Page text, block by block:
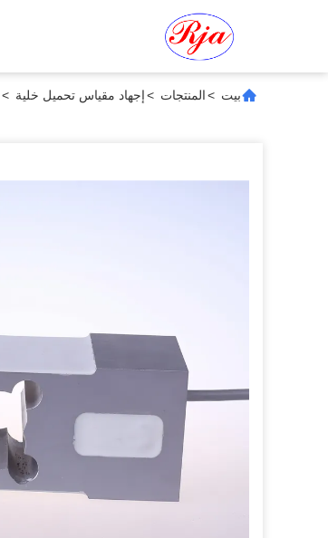
بيت >المنتجات >إجهاد مقياس تحميل خلية >